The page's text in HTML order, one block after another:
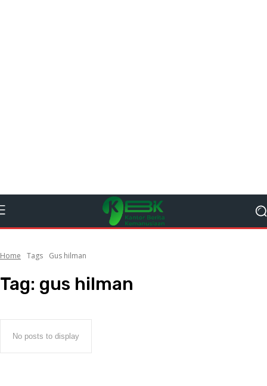
Home Tags Gus hilman
Tag: gus hilman
No posts to display